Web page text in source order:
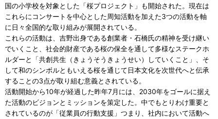
国の小学校を対象とした「桜プロジェクト」も開始された。現在は
これらにコンサートを中心とした周知活動を加えた3つの活動を軸
に日々全国的な取り組みが展開されている。
これらの活動は、吉野出身である創業者・石橋氏の精神を受け継い
でいくこと、社会的財産である桜の保全を通して多様なステークホ
ルダーと「共創共生（きょうそうきょうせい）していくこと」、そ
して和のシンボルともいえる桜を通じて日本文化を次世代へと伝承
することの3点が取り組む意義とされている。
活動開始から10年が経過した昨年7月には、2030年をゴールに据え
た活動のビジョンとミッションを策定した。中でもとりわけ重要と
されているのが「従業員の行動支援」つまり、社内において活動へ